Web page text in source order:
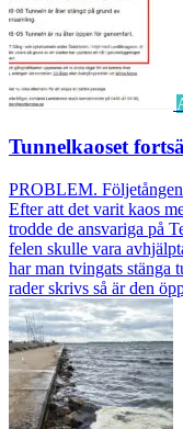
Tunnelkaoset
PROBLEM.
Efter att det varit kaos
trodde de ansvariga på
felen skulle vara
har man tvingats stänga
rader skrivs så är den